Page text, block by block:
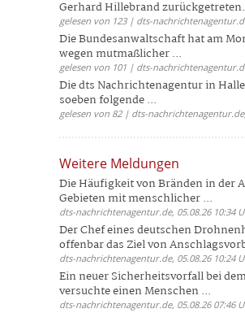
Gerhard Hillebrand
gelesen von 123 | dts-
Die Bundesanwaltschaft hat am
wegen mutmaßlicher ...
gelesen von 101 | dts-
Die dts Nachrichtenagentur in
soeben folgende ...
gelesen von 82 | dts-
Weitere Meldungen
Die Häufigkeit von Bränden in der
Gebieten mit menschlicher ...
dts-nachrichtenagentur.de, 05.08.26 10:34
Der Chef eines deutschen
offenbar das Ziel von
dts-nachrichtenagentur.de, 05.08.26 10:24
Ein neuer Sicherheitsvorfall bei
versuchte einen Menschen ...
dts-nachrichtenagentur.de, 05.08.26 07:46